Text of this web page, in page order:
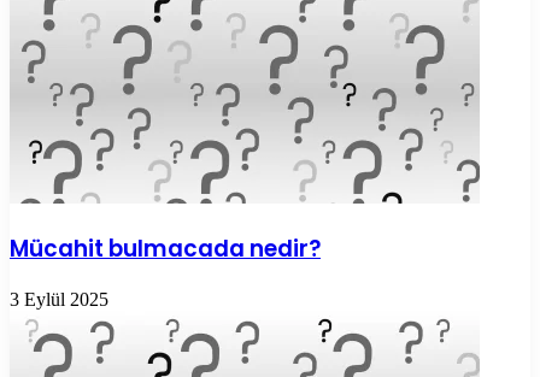
Mücahit bulmacada nedir?
3 Eylül 2025